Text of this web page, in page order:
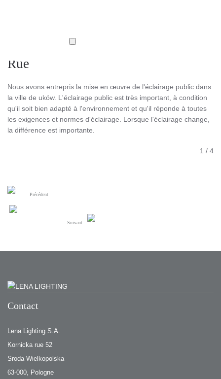
Rue
Nous avons entrepris la mise en œuvre de l'éclairage public dans
la ville de uków. L'éclairage public est très important, à condition
qu'il soit bien adapté à l'environnement et qu'il réponde à toutes
les exigences et normes d'éclairage. Lorsque l'éclairage change,
la différence est importante.
1 / 4
Précédent
Suivant
Contact
Lena Lighting S.A.
Kornicka rue 52
Sroda Wielkopolska
63-000, Pologne